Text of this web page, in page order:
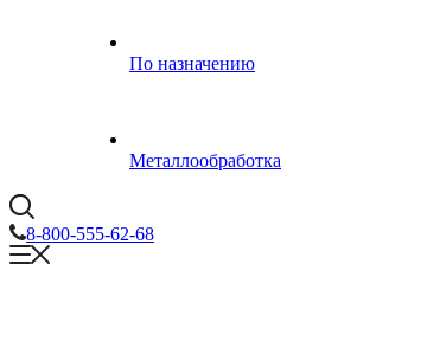
По назначению
Металлообработка
8-800-555-62-68